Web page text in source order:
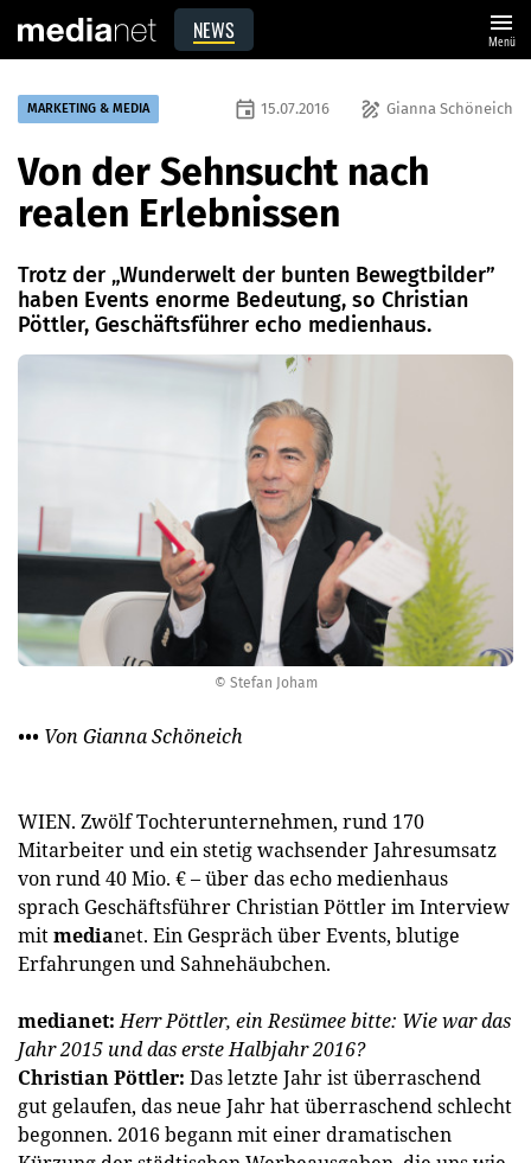
NEWS menu
Menü
© Stefan Joham
MARKETING & MEDIA draw Gianna Schöneich
event 15.07.2016
Von der Sehnsucht nach
realen Erlebnissen
Trotz der „Wunderwelt der bunten Bewegtbilder”
haben Events enorme Bedeutung, so Christian
Pöttler, Geschäftsführer echo medienhaus.
••• Von Gianna Schöneich
WIEN. Zwölf Tochterunternehmen, rund 170
Mitarbeiter und ein stetig wachsender Jahresumsatz
von rund 40 Mio. € – über das echo medienhaus
sprach Geschäftsführer Christian Pöttler im Interview
mitmedianet. Ein Gespräch über Events, blutige
Erfahrungen und Sahnehäubchen.
medianet:Herr Pöttler, ein Resümee bitte: Wie war das
Jahr 2015 und das erste Halbjahr 2016?
Christian Pöttler: Das letzte Jahr ist überraschend
gut gelaufen, das neue Jahr hat überraschend schlecht
begonnen. 2016 begann mit einer dramatischen